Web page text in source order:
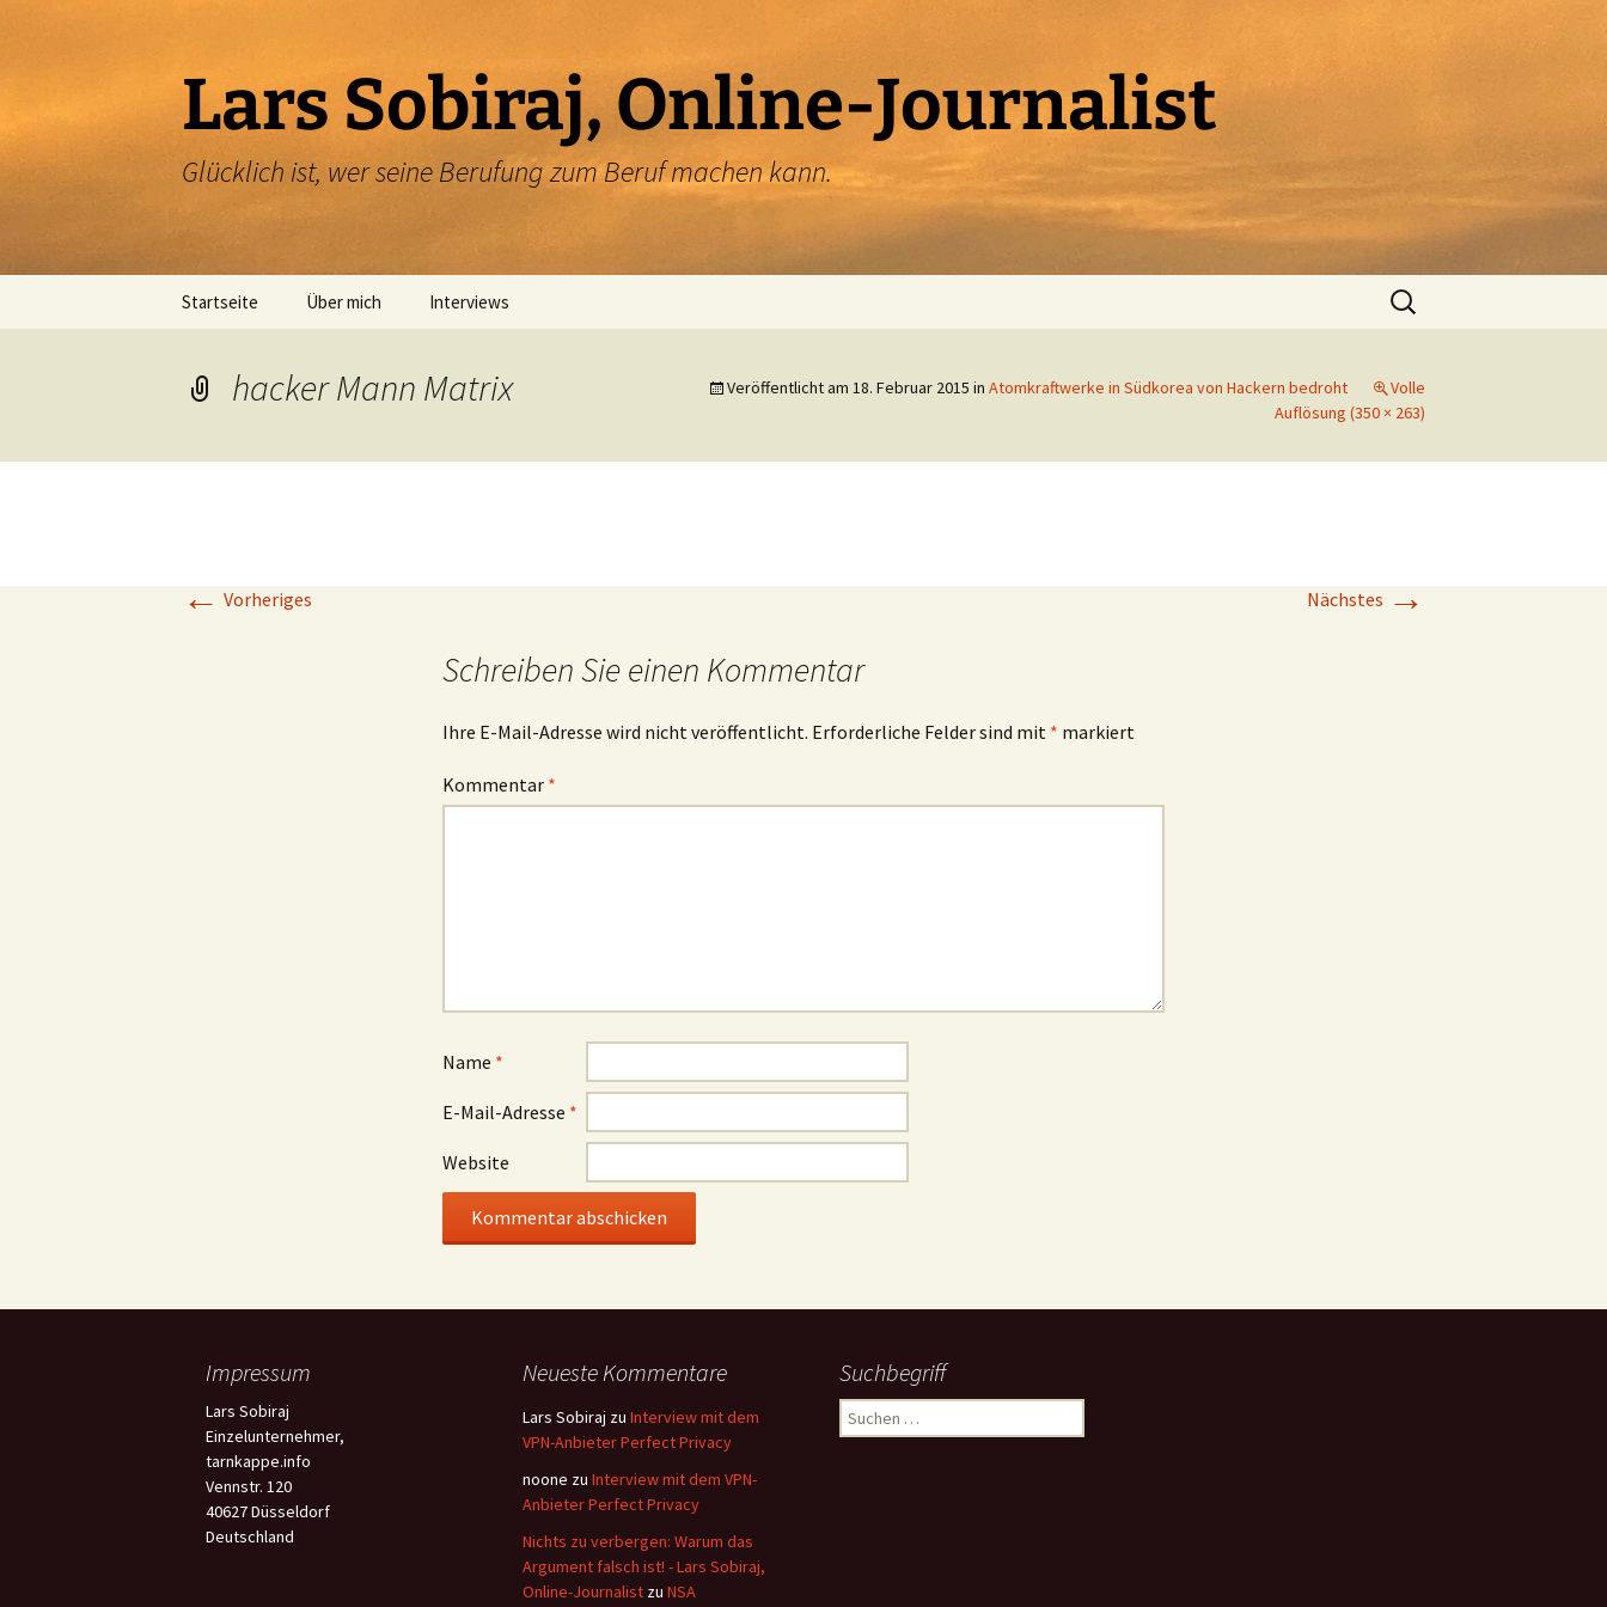
Lars Sobiraj, Online-Journalist
Glücklich ist, wer seine Berufung zum Beruf machen kann.
Startseite Über mich Interviews
Suchen
nach:
hacker Mann Matrix Veröffentlicht am 18. Februar 2015 in Atomkraftwerke in Südkorea von Hackern bedroht
Volle
Auflösung (350 × 263)
←Vorheriges Nächstes →
Schreiben Sie einen Kommentar
Ihre E-Mail-Adresse wird nicht veröffentlicht. Erforderliche Felder sind mit * markiert
Kommentar *
Name *
E-Mail-Adresse *
Website
Impressum
Lars Sobiraj
Einzelunternehmer,
tarnkappe.info
Vennstr. 120
40627 Düsseldorf
Deutschland
Neueste Kommentare
Lars Sobiraj zu Interview mit dem
VPN-Anbieter Perfect Privacy
noone zu Interview mit dem VPN-
Anbieter Perfect Privacy
Nichts zu verbergen: Warum das
Argument falsch ist! - Lars Sobiraj,
Online-Journalist zu NSA
Suchbegriff
Suchen
nach: